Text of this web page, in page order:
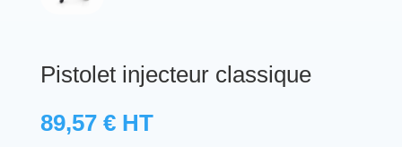
Pistolet injecteur classique
89,57 € HT